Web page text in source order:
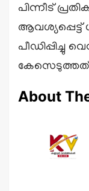
പിന്നീട്
ആവശ്യപ്പെട്ട്
പീഡിപ്പിച്ചു
About